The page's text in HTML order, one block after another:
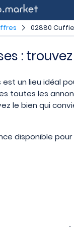
02880
:
est un lieu idéal
toutes les
le bien qui
disponible pour